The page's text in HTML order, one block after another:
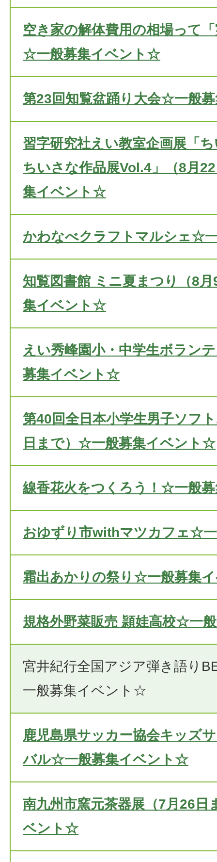
空き家の解体費用の相場って
☆一般募集イベント☆
第23回知覧盆踊り大会☆一般
習字研究社えい教室企画展「
ちいさな作品展Vol.4」（8月
集イベント☆
かわなべクラフトマルシェ☆
知覧図書館 ミニ夏まつり（8
集イベント☆
えい秀峰園小・中学生ボラン
募集イベント☆
第40回全日本小学生男子ソフ
日まで）☆一般募集イベント☆
線香花火をつくろう！☆一般
おゆずり市withマツカフェ☆
霜出あかりの祭り☆一般募集
規格外野菜販売 頴娃高校☆一
宮井紀行全国アジア弾き語り
一般募集イベント☆
鹿児島県サッカー協会キッズ
バル☆一般募集イベント☆
南九州市窯元茶器展（7月26
ベント☆